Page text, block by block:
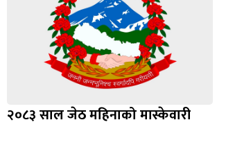
२०८३ साल जेठ महिनाको मास्केवारी